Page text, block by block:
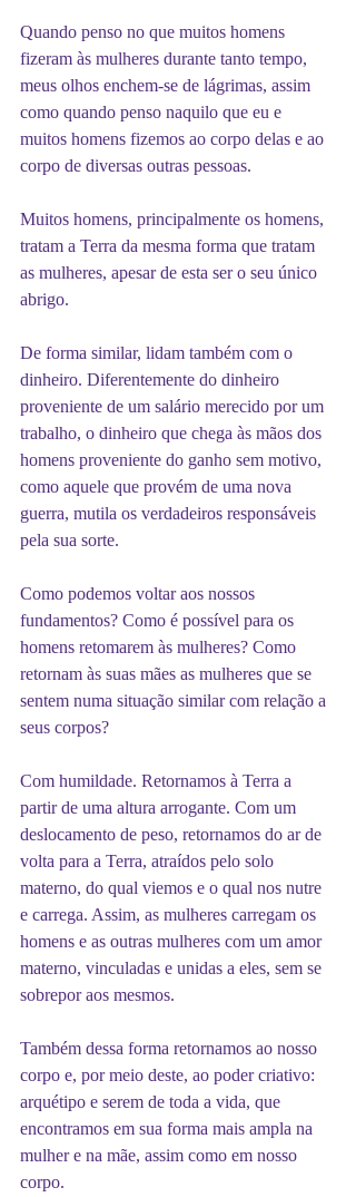
Quando penso no que muitos homens
fizeram às mulheres durante tanto tempo,
meus olhos enchem-se de lágrimas, assim
como quando penso naquilo que eu e
muitos homens fizemos ao corpo delas e ao
corpo de diversas outras pessoas.
Muitos homens, principalmente os homens,
tratam a Terra da mesma forma que tratam
as mulheres, apesar de esta ser o seu único
abrigo.
De forma similar, lidam também com o
dinheiro. Diferentemente do dinheiro
proveniente de um salário merecido por um
trabalho, o dinheiro que chega às mãos dos
homens proveniente do ganho sem motivo,
como aquele que provém de uma nova
guerra, mutila os verdadeiros responsáveis
pela sua sorte.
Como podemos voltar aos nossos
fundamentos? Como é possível para os
homens retomarem às mulheres? Como
retornam às suas mães as mulheres que se
sentem numa situação similar com relação a
seus corpos?
Com humildade. Retornamos à Terra a
partir de uma altura arrogante. Com um
deslocamento de peso, retornamos do ar de
volta para a Terra, atraídos pelo solo
materno, do qual viemos e o qual nos nutre
e carrega. Assim, as mulheres carregam os
homens e as outras mulheres com um amor
materno, vinculadas e unidas a eles, sem se
sobrepor aos mesmos.
Também dessa forma retornamos ao nosso
corpo e, por meio deste, ao poder criativo:
arquétipo e serem de toda a vida, que
encontramos em sua forma mais ampla na
mulher e na mãe, assim como em nosso
corpo.